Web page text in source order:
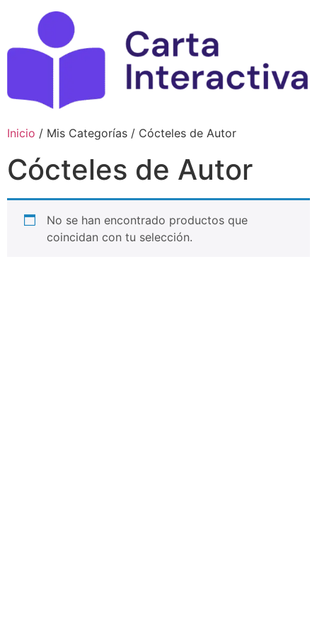
contenido
Inicio / Mis Categorías / Cócteles de Autor
Cócteles de Autor
No se han encontrado productos que
coincidan con tu selección.